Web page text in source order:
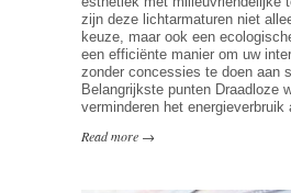
zijn deze lichtarmaturen niet
keuze, maar ook een
een efficiënte manier om uw
zonder concessies te doen aan
Belangrijkste punten Draadloze
verminderen het
Read more →